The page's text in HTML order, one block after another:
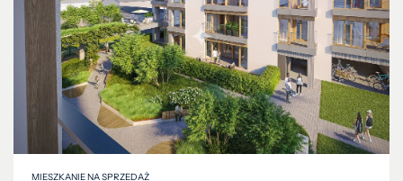
MIESZKANIE NA SPRZEDAŻ
4 pokoje przy metrze. Stan dew. 3 kw 2026
Bemowo ul. Szeligowska | 108.61 m² | piętro 5/6